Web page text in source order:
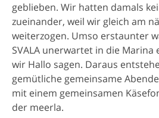
geblieben. Wir hatten damals
zueinander, weil wir gleich am
weiterzogen. Umso erstaunter
SVALA unerwartet in die Marina
wir Hallo sagen. Daraus
gemütliche gemeinsame
mit einem gemeinsamen
der meerla.